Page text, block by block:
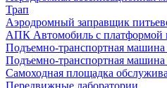
Трап
Аэродромный заправщик
АПК Автомобиль с платформой
Подъемно-транспортная
Подъемно-транспортная
Самоходная площадка
Передвижные лаборатории